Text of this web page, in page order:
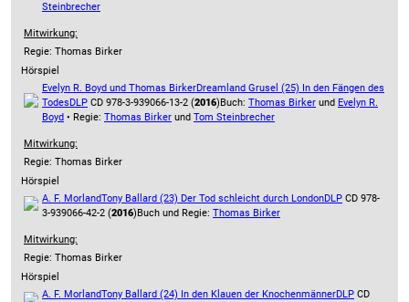
Steinbrecher
Mitwirkung:
Regie: Thomas Birker
Hörspiel
Evelyn R. Boyd und Thomas BirkerDreamland Grusel (25) In den Fängen des
TodesDLP CD 978-3-939066-13-2 (2016)Buch: Thomas Birker und Evelyn R.
Boyd • Regie: Thomas Birker und Tom Steinbrecher
Mitwirkung:
Regie: Thomas Birker
Hörspiel
A. F. MorlandTony Ballard (23) Der Tod schleicht durch LondonDLP CD 978-
3-939066-42-2 (2016)Buch und Regie: Thomas Birker
Mitwirkung:
Regie: Thomas Birker
Hörspiel
A. F. MorlandTony Ballard (24) In den Klauen der KnochenmännerDLP CD